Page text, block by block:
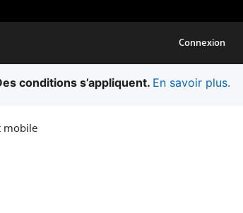
Connexion
conditions s’appliquent. En savoir plus.
mobile